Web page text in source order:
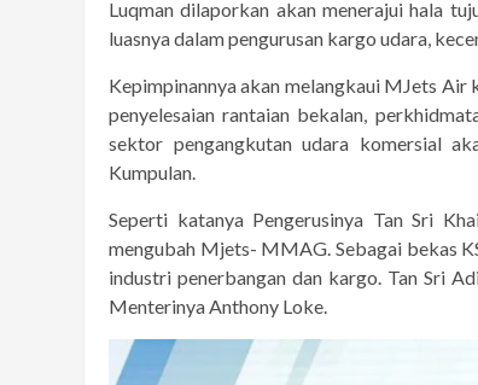
Luqman dilaporkan akan menerajui hala
luasnya dalam pengurusan kargo udara,
Kepimpinannya akan melangkaui MJets
penyelesaian rantaian bekalan,
sektor pengangkutan udara komersial
Kumpulan.
Seperti katanya Pengerusinya Tan Sri
mengubah Mjets- MMAG. Sebagai bekas
industri penerbangan dan kargo. Tan Sri
Menterinya Anthony Loke.